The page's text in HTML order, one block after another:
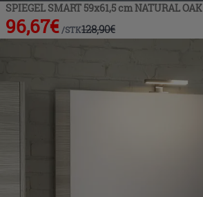
SPIEGEL SMART 59x61,5 cm NATURAL OAK
96,67€ /STK128,90€